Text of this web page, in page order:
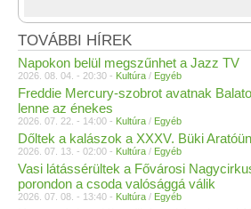
TOVÁBBI HÍREK
Napokon belül megszűnhet a Jazz TV
2026. 08. 04. - 20:30 - Kultúra / Egyéb
Freddie Mercury-szobrot avatnak
lenne az énekes
2026. 07. 22. - 14:00 - Kultúra / Egyéb
Dőltek a kalászok a XXXV. Büki
2026. 07. 13. - 02:00 - Kultúra / Egyéb
Vasi látássérültek a Fővárosi
porondon a csoda valósággá válik
2026. 07. 08. - 13:40 - Kultúra / Egyéb